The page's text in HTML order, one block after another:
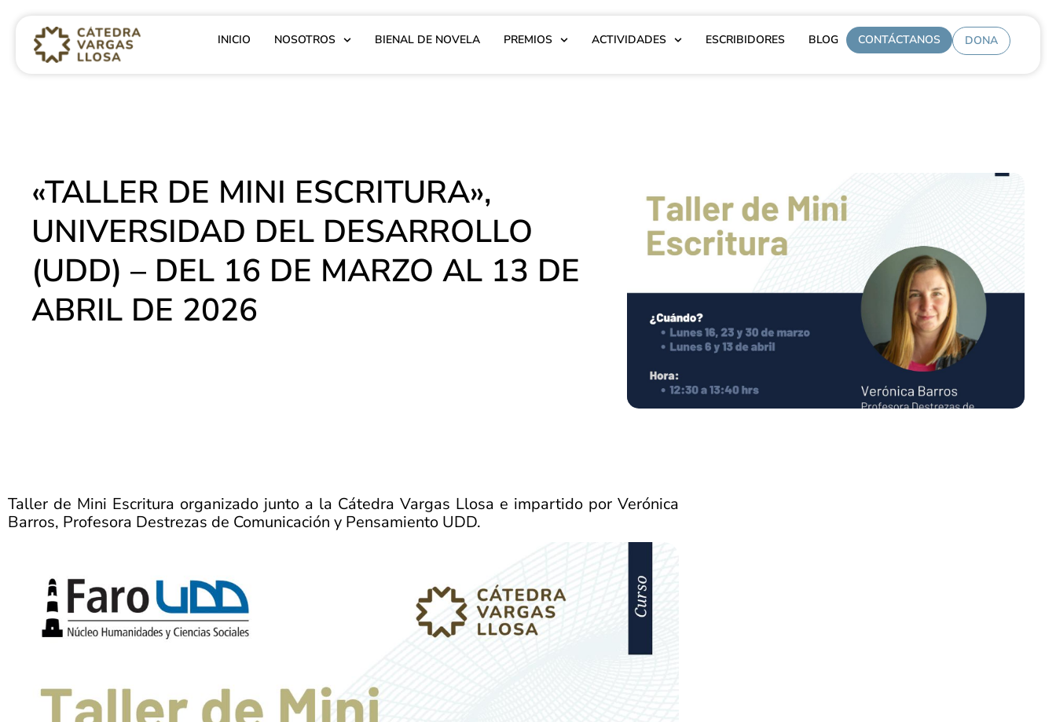
INICIO NOSOTROS BIENAL DE NOVELA PREMIOS ACTIVIDADES ESCRIBIDORES BLOG CONTÁCTANOS DONA
«TALLER DE MINI ESCRITURA»,
UNIVERSIDAD DEL DESARROLLO
(UDD) – DEL 16 DE MARZO AL 13 DE
ABRIL DE 2026
Taller de Mini Escritura organizado junto a la Cátedra Vargas Llosa e impartido por Verónica
Barros, Profesora Destrezas de Comunicación y Pensamiento UDD.